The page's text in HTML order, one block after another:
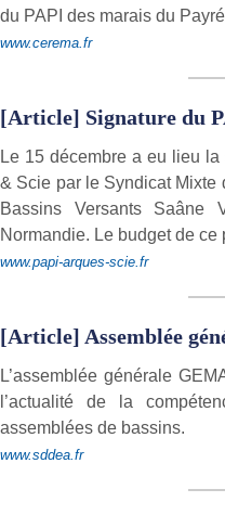
du PAPI des marais du
www.cerema.fr
[Article] Signature du
Le 15 décembre a eu lieu
& Scie par le Syndicat Mixte
Bassins Versants Saâne
Normandie. Le budget de
www.papi-arques-scie.fr
[Article] Assemblée
L’assemblée générale
l’actualité de la
assemblées de bassins.
www.sddea.fr